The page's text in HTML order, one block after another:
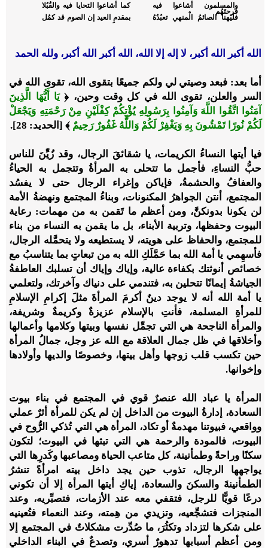
والمسلمون أشاعوا فيه
فرحتَهُم
كما أشاعوا التحايا فيه والقُبُلا
فليَهنأ الصائمُ الْمنهي تعبُدُهُ
بمقدمِ العيد إن الصوم قد كمُل
الله أكبر الله أكبر، لا إله إلا الله، الله أكبر الله أكبر، ولله الحمد
أما بعد: فبعد وصيتي لي ولكم جميعًا بتقوى الله، تقوى الله في
السر والعلن، تقوى الله في كل وقت وحين، ﴿يَا أَيُّهَا الَّذِينَ
آمَنُوا اتَّقُوا اللَّهَ وَآمِنُوا بِرَسُولِهِ يُؤْتِكُمْ كِفْلَيْنِ مِنْ رَحْمَتِهِ وَيَجْعَلْ
لَكُمْ نُورًا تَمْشُونَ بِهِ وَيَغْفِرْ لَكُمْ وَاللَّهُ غَفُورٌ رَحِيمٌ ﴾ [الحديد: 28].
فيا أيتها النساءُ الكريمات، يا شقائقَ الرجال، وقد زُيِّنَ للناس
حبُّ النساءِ، فأجمل ما تتحلى به المرأةُ وتتجمل به الحياءُ
والعفافُ والحشمةُ، فإياكن وإغراء الرجال حتى لا يفسُد
المجتمع، أنتن الجواهرُ المكنونات، وبناءُ المجتمع ونهضةُ الأمة
لن يكونا بدونكنَّ، ومن أعظم ما تَقمن به من مهمات: رعاية
البيوت وحفظها، وتربية الأبناء، بل ما يقمن به النساء من بناء
للمجتمع، والحفاظ على هويته، لا يستطيعه ولا يتحمَّله الرجال،
فأسهِمي يا أمة الله بما حَمَّلَكِ الله به من تبعاتٍ بما يتناسبُ مع
خصائص أنوثتك بكفاءة عالية، وإياك وإياك أن تسلبك العاطفةُ
الجياشةُ إيمانًا تتحلين به، فتندمي على دنياك وآخرتك، ولتعلمي
يا أمة الله أنه لا يوجد دينٌ أكرمَ المرأةَ مثلَ إكرامِ الإسلامِ
للمرأةِ المسلمة، فأنتِ بالإسلام عزيزةٌ وكريمةٌ وشريفة،
والمرأة الناجحة هي التي تجمِّل نفسها وبيتها وكلامها وأعمالها
وأخلاقها في ظل جمال العلاقة مع الله عز وجل، جمالُ المرأة
حين تكسب قلب زوجها وأهل بيتها، وخصوصًا والديها وأولادها
وإخوانها.
المرأة يا عباد الله عنصرٌ قوي في المجتمع في بناء بيوت
السعادة، إدارةُ البيوت من الداخل إن لم يكن للمرأة أثرٌ عملي
وواقعي، فبيوتنا مهدمةٌ أو تكاد، المرأة هي التي تُذكي الرُّوح في
البيوت، فالمودة والرحمة هي التي تبثها في البيوت؛ لتكون
سكنًا وراحةً وطمأنينة، كل متاعب الحياة ومصاعبها وكَدرِها التي
يواجهها الرجال، تذوب حين يجد داخل بيته امرأةً تنشرُ
الطمأنينةَ والسكنَ والسعادة، إياكِ أيتها المرأة إلا أن تكوني
درعًا قويًّا للرجل، فتقفي معه عند الأزمات، فتصبِّريه، وعند
المنجزات فتشجِّعيه، وتزيدي من هِمته، وعند النعماء فتُعينيه
على شكرها لتزداد وتكثُرَ، ما صُدِّرت مشكلاتٌ في المجتمع إلا
ومن أعظم أسبابها تدهورٌ أسري، وتصدعٌ في البناء الداخلي